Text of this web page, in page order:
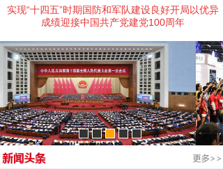
实现“十四五”时期国防和军队建设良好开局以优异
成绩迎接中国共产党建党100周年
资产管理经理 总会计师